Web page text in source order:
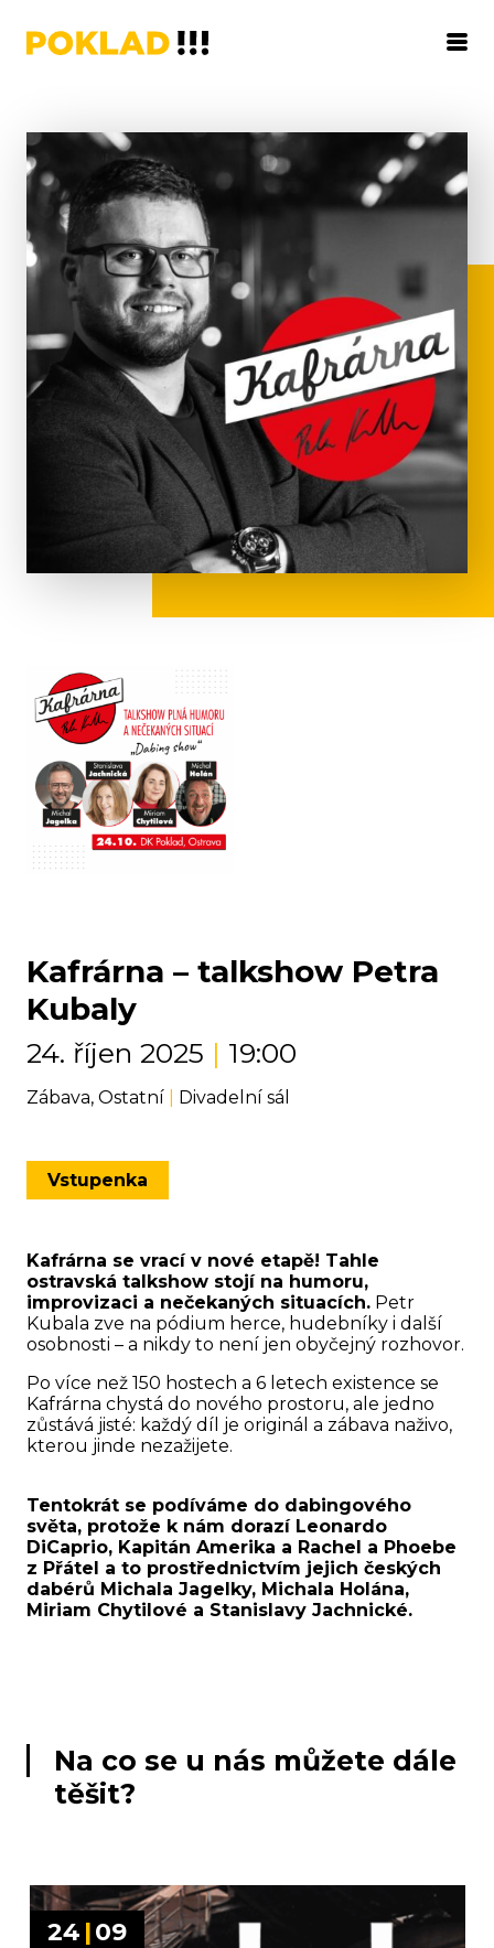
Kafrárna – talkshow Petra
Kubaly
24. říjen 2025 | 19:00
Zábava, Ostatní Divadelní sál
Vstupenka
Kafrárna se vrací v nové etapě! Tahle
ostravská talkshow stojí na humoru,
improvizaci a nečekaných situacích. Petr
Kubala zve na pódium herce, hudebníky i další
osobnosti – a nikdy to není jen obyčejný rozhovor.
Po více než 150 hostech a 6 letech existence se
Kafrárna chystá do nového prostoru, ale jedno
zůstává jisté: každý díl je originál a zábava naživo,
kterou jinde nezažijete.
Tentokrát se podíváme do dabingového
světa, protože k nám dorazí Leonardo
DiCaprio, Kapitán Amerika a Rachel a Phoebe
z Přátel a to prostřednictvím jejich českých
dabérů Michala Jagelky, Michala Holána,
Miriam Chytilové a Stanislavy Jachnické.
Na co se u nás můžete dále
těšit?
24 |09